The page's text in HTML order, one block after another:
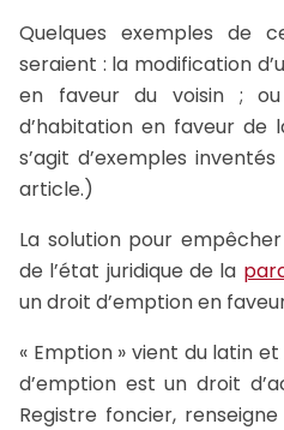
Quelques exemples de
seraient : la modification
en faveur du voisin ; ou
d’habitation en faveur de
s’agit d’exemples
article.)
La solution pour
de l’état juridique de la
un droit d’emption en
« Emption » vient du latin
d’emption est un droit
Registre foncier,